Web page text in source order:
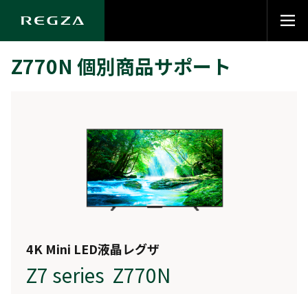
Z770N 個別商品サポート
4K Mini LED液晶レグザ
Z7 series Z770N